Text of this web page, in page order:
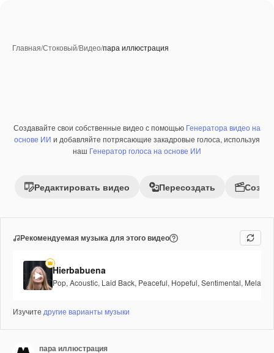
Главная/Стоковый/Видео/пара иллюстрация
Создавайте свои собственные видео с помощью Генератора видео на
основе ИИ и добавляйте потрясающие закадровые голоса, используя
наш Генератор голоса на основе ИИ
Редактировать видео Пересоздать
Рекомендуемая музыка для этого видео
Hierbabuena
Pop, Acoustic, Laid Back, Peaceful, Hopeful, Sentimental,
Изучите другие варианты музыки
пара иллюстрация